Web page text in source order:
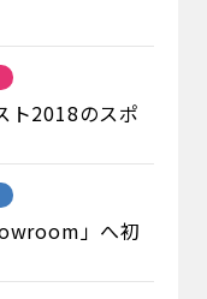
ト2018のスポ
」へ初